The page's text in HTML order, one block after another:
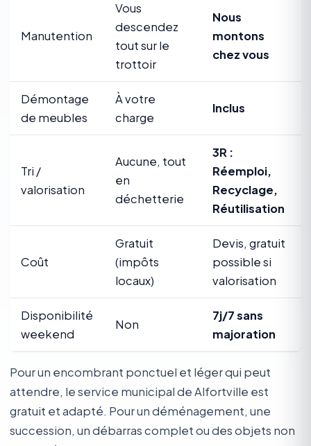
Manutention
Vous
descendez
tout sur le
trottoir
Nous
montons
chez vous
Démontage
de meubles
À votre
charge
Inclus
Tri /
valorisation
Aucune, tout
en
déchetterie
3R :
Réemploi,
Recyclage,
Réutilisation
Coût
Gratuit
(impôts
locaux)
Devis, gratuit
possible si
valorisation
Disponibilité
weekend
Non
7j/7 sans
majoration
Pour un encombrant ponctuel et léger qui peut
attendre, le service municipal de Alfortville est
gratuit et adapté. Pour un déménagement, une
succession, un débarras complet ou des objets non